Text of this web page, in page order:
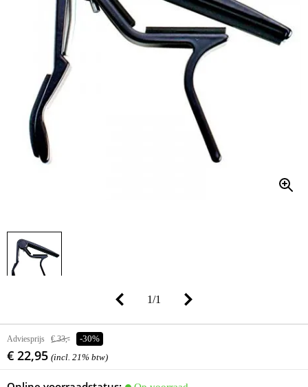
1/1
Adviesprijs € 33,- -30%
€ 22,95 (incl. 21% btw)